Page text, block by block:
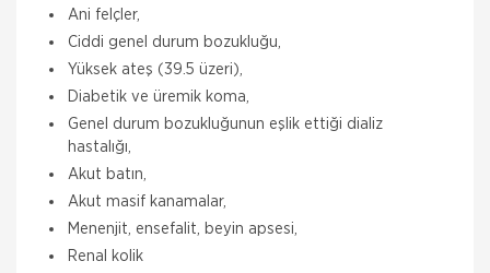
Ani felçler,
Ciddi genel durum bozukluğu,
Yüksek ateş (39.5 üzeri),
Diabetik ve üremik koma,
Genel durum bozukluğunun eşlik ettiği dializ
hastalığı,
Akut batın,
Akut masif kanamalar,
Menenjit, ensefalit, beyin apsesi,
Renal kolik
Zorunlu Deprem Sigortası
sonucu yangın, infilak, tsunami ve yer kaymasının
sigortalı binalarda neden olacağı hasarlara karşı
Aksigorta